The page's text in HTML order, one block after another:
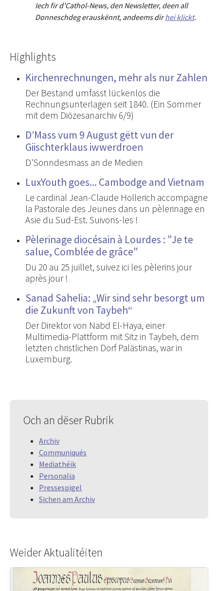
Iech fir d'Cathol-News, den Newsletter, deen all
Donneschdeg erauskënnt, andeems dirhei klickt.
Highlights
Kirchenrechnungen, mehr als nur Zahlen
Der Bestand umfasst lückenlos die
Rechnungsunterlagen seit 1840. (Ein Sommer
mit dem Diözesanarchiv 6/9)
D’Mass vum 9 August gëtt vun der
Giischterklaus iwwerdroen
D'Sonndesmass an de Medien
LuxYouth goes... Cambodge and Vietnam
Le cardinal Jean-Claude Hollerich accompagne
la Pastorale des Jeunes dans un pèlerinage en
Asie du Sud-Est. Suivons-les !
Pèlerinage diocésain à Lourdes : "Je te
salue, Comblée de grâce"
Du 20 au 25 juillet, suivez ici les pèlerins jour
après jour !
Sanad Sahelia: „Wir sind sehr besorgt um
die Zukunft von Taybeh“
Der Direktor von Nabd El-Haya, einer
Multimedia-Plattform mit Sitz in Taybeh, dem
letzten christlichen Dorf Palästinas, war in
Luxemburg.
Och an dëser Rubrik
Archiv
Communiqués
Mediathéik
Personalia
Pressespigel
Sichen am Archiv
Weider Aktualitéiten